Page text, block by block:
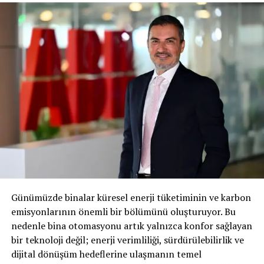
900 TL’lik fiyatla “Fiat Online” üzerinden rezerve
edilebiliyor. Panda “City” ay
sonuna dek Fiat’ın “Yarısı Şimdi, Kalanı Bir Sene Sonra”
isimli avantajlı
kampanyası ile satın alınabiliyor.
Her donanım seviyesiyle teknolojik ve çevreye duyarlı
Yeni satışına başlanan teknolojik ve Cross görünümlü
versiyon ”City” donanım
seviyesinde; siyah tavan sayları ve yan süs çıtaları, gövde
rengi elektriksiz dış ve
dikiz aynalar, yükseklik ayarlı direksiyon ve Cross
görünümünü destekleyen renkli
15 inç stil kapak jantlar yer alıyor. City donanım
Bluetooth’lu multimedya ses sistemi, sürücü ve yolcu ön
hava yastıkları, polen
filtreli manuel klima, ESP,ASR/MSR, yokuş kalkış destek
sistemi, bagaj bölmesi
ışığı, arka cam buz çözücü, 12v priz, dış sıcaklık
Günümüzde binalar küresel enerji tüketiminin ve karbon
emisyonlarının önemli bir bölümünü oluşturuyor. Bu
nedenle bina otomasyonu artık yalnızca konfor sağlayan
bir teknoloji değil; enerji verimliliği, sürdürülebilirlik ve
dijital dönüşüm hedeflerine ulaşmanın temel